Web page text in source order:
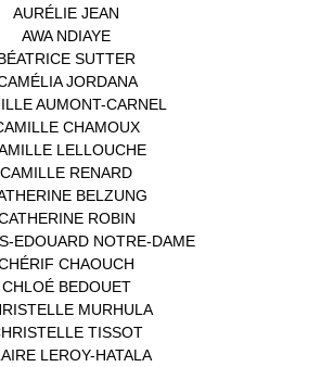
AURÉLIE JEAN
AWA NDIAYE
SUTTER
JORDANA(1)
AUMONT-CARNEL
CHAMOUX(1)
LELLOUCHE(1)
CAMILLE RENARD
BELZUNG
ROBIN
EDOUARD NOTRE-DAME(1)
CHAOUCH
CHLOÉ BEDOUET(1)
MURHULA(1)
TISSOT(2)
LEROY-HATALA(1)